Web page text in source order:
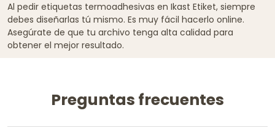
Al pedir etiquetas termoadhesivas en Ikast Etiket, siempre
debes diseñarlas tú mismo. Es muy fácil hacerlo online.
Asegúrate de que tu archivo tenga alta calidad para
obtener el mejor resultado.
Preguntas frecuentes